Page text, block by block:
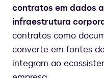
contratos em dados
infraestrutura
contratos como
converte em fontes
integram ao